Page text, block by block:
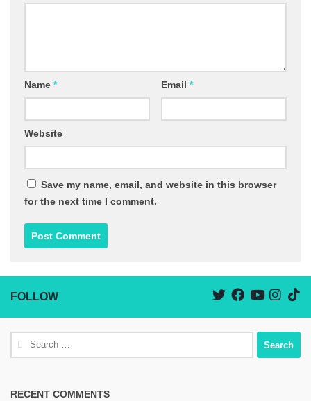
Name * Email *
Website
Save my name, email, and website in this browser
for the next time I comment.
FOLLOW
Search
for:
RECENT COMMENTS